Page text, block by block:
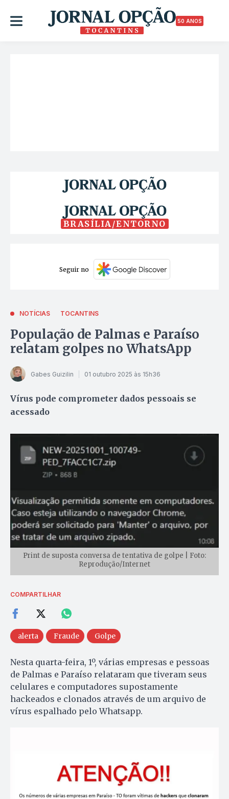
50 ANOS
BRASÍLIA/ENTORNO
Seguir no
NOTÍCIAS TOCANTINS
População de Palmas e Paraíso
relatam golpes no WhatsApp
Gabes Guizilin 01 outubro 2025 às 15h36
Vírus pode comprometer dados pessoais se
acessado
Print de suposta conversa de tentativa de golpe | Foto:
Reprodução/Internet
COMPARTILHAR
alerta Fraude Golpe
Nesta quarta-feira, 1º, várias empresas e pessoas
de Palmas e Paraíso relataram que tiveram seus
celulares e computadores supostamente
hackeados e clonados através de um arquivo de
vírus espalhado pelo Whatsapp.